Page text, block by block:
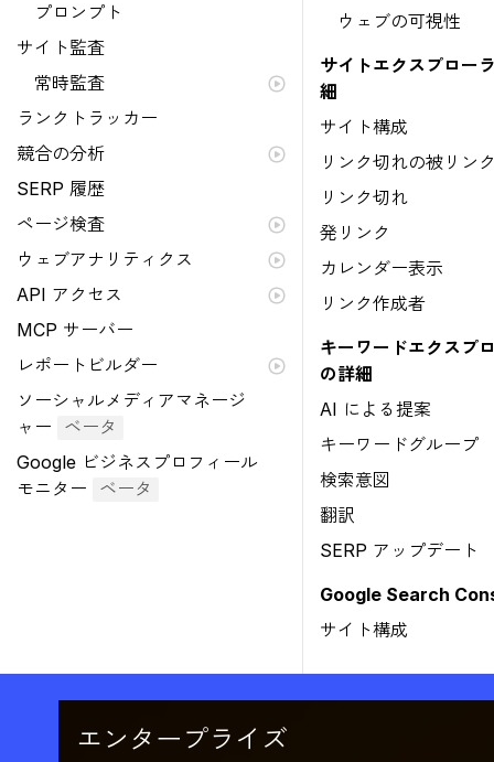
プロンプト
サイト監査
常時監査
ランクトラッカー
競合の分析
SERP 履歴
ページ検査
ウェブアナリティクス
API アクセス
MCP サーバー
レポートビルダー
ソーシャルメディアマネージ
ャー
ベータ
Google ビジネスプロフィール
モニター
ベータ
ウェブの可視性
サイトエクスプロー
細
サイト構成
リンク切れの被リン
リンク切れ
発リンク
カレンダー表示
リンク作成者
キーワードエクスプ
の詳細
AI による提案
キーワードグループ
検索意図
翻訳
SERP アップデート
Google Search
サイト構成
エンタープライズ